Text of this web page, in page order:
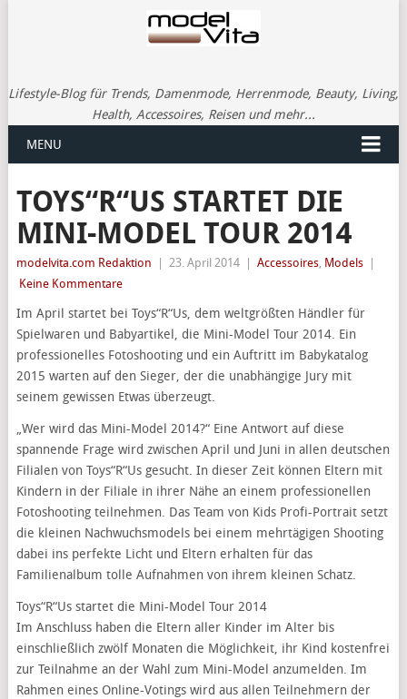
Lifestyle-Blog für Trends, Damenmode, Herrenmode, Beauty, Living,
Health, Accessoires, Reisen und mehr...
MENU
TOYS“R“US STARTET DIE
MINI-MODEL TOUR 2014
modelvita.com Redaktion 23. April 2014 Accessoires, Models
Keine Kommentare
Im April startet bei Toys“R“Us, dem weltgrößten Händler für
Spielwaren und Babyartikel, die Mini-Model Tour 2014. Ein
professionelles Fotoshooting und ein Auftritt im Babykatalog
2015 warten auf den Sieger, der die unabhängige Jury mit
seinem gewissen Etwas überzeugt.
„Wer wird das Mini-Model 2014?“ Eine Antwort auf diese
spannende Frage wird zwischen April und Juni in allen deutschen
Filialen von Toys“R“Us gesucht. In dieser Zeit können Eltern mit
Kindern in der Filiale in ihrer Nähe an einem professionellen
Fotoshooting teilnehmen. Das Team von Kids Profi-Portrait setzt
die kleinen Nachwuchsmodels bei einem mehrtägigen Shooting
dabei ins perfekte Licht und Eltern erhalten für das
Familienalbum tolle Aufnahmen von ihrem kleinen Schatz.
Toys“R“Us startet die Mini-Model Tour 2014
Im Anschluss haben die Eltern aller Kinder im Alter bis
einschließlich zwölf Monaten die Möglichkeit, ihr Kind kostenfrei
zur Teilnahme an der Wahl zum Mini-Model anzumelden. Im
Rahmen eines Online-Votings wird aus allen Teilnehmern der